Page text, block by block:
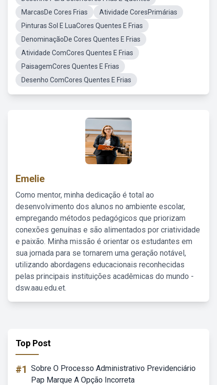
MarcasDe Cores Frias
Atividade CoresPrimárias
Pinturas Sol E LuaCores Quentes E Frias
DenominaçãoDe Cores Quentes E Frias
Atividade ComCores Quentes E Frias
PaisagemCores Quentes E Frias
Desenho ComCores Quentes E Frias
Emelie
Como mentor, minha dedicação é total ao
desenvolvimento dos alunos no ambiente escolar,
empregando métodos pedagógicos que priorizam
conexões genuínas e são alimentados por criatividade
e paixão. Minha missão é orientar os estudantes em
sua jornada para se tornarem uma geração notável,
utilizando abordagens educacionais reconhecidas
pelas principais instituições acadêmicas do mundo -
dsw.aau.edu.et.
Top Post
#1 Sobre O Processo Administrativo Previdenciário
Pap Marque A Opção Incorreta